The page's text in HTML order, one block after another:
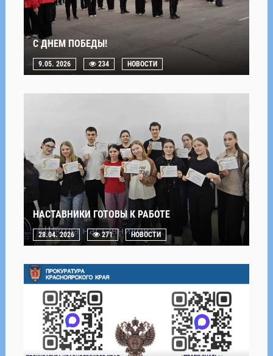
С ДНЕМ ПОБЕДЫ!
9.05. 2026 234 НОВОСТИ
НАСТАВНИКИ ГОТОВЫ К РАБОТЕ
28.04. 2026 271 НОВОСТИ